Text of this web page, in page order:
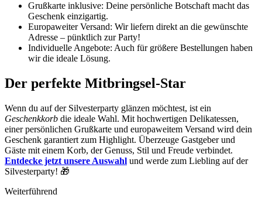
Grußkarte inklusive: Deine persönliche Botschaft macht das
Geschenk einzigartig.
Europaweiter Versand: Wir liefern direkt an die gewünschte
Adresse – pünktlich zur Party!
Individuelle Angebote: Auch für größere Bestellungen haben
wir die ideale Lösung.
Der perfekte Mitbringsel-Star
Wenn du auf der Silvesterparty glänzen möchtest, ist ein
Geschenkkorb die ideale Wahl. Mit hochwertigen Delikatessen,
einer persönlichen Grußkarte und europaweitem Versand wird dein
Geschenk garantiert zum Highlight. Überzeuge Gastgeber und
Gäste mit einem Korb, der Genuss, Stil und Freude verbindet.
Entdecke jetzt unsere Auswahl und werde zum Liebling auf der
Silvesterparty! 🎁
Weiterführend